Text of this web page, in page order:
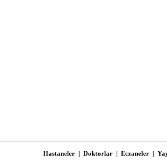
Hastaneler | Doktorlar | Eczaneler |